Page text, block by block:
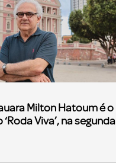
Milton Hatoum é o
Viva’, na segunda